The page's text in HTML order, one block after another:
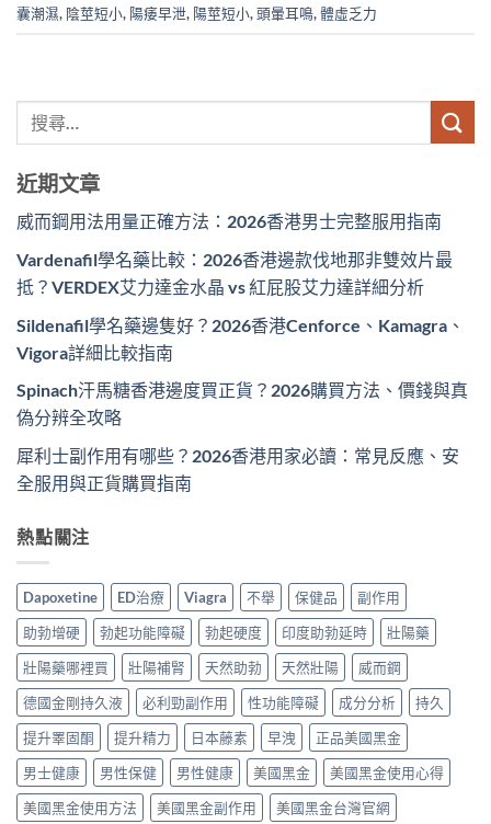
囊潮濕, 陰莖短小, 陽痿早泄, 陽莖短小,頭暈耳鳴,體虛乏力
近期文章
威而鋼用法用量正確方法：2026香港男士完整服用指南
Vardenafil學名藥比較：2026香港邊款伐地那非雙效片最
抵？VERDEX艾力達金水晶 vs 紅屁股艾力達詳細分析
Sildenafil學名藥邊隻好？2026香港Cenforce、Kamagra、
Vigora詳細比較指南
Spinach汗馬糖香港邊度買正貨？2026購買方法、價錢與真
偽分辨全攻略
犀利士副作用有哪些？2026香港用家必讀：常見反應、安
全服用與正貨購買指南
熱點關注
Dapoxetine ED治療 Viagra 不舉 保健品
副作用
助勃增硬
勃起功能障礙 勃起硬度 印度助勃延時
壯陽藥
壯陽藥哪裡買
壯陽補腎 天然助勃 天然壯陽
威而鋼
德國金剛持久液
必利勁副作用 性功能障礙 成分分析
持久
提升睪固酮
提升精力 日本藤素 早洩
正品美國黑金
男士健康
男性保健 男性健康 美國黑金
美國黑金使用心得
美國黑金使用方法
美國黑金副作用 美國黑金台灣官網